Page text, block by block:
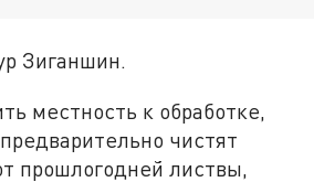
Зиганшин.
местность к обработке,
чистят
прошлогодней листвы,